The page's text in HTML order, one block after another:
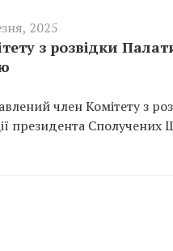
2025
з розвідки
член Комітету з
президента